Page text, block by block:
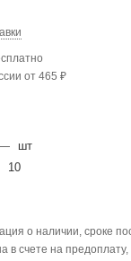
от 465 ₽
шт
10
о наличии, сроке
в счете на